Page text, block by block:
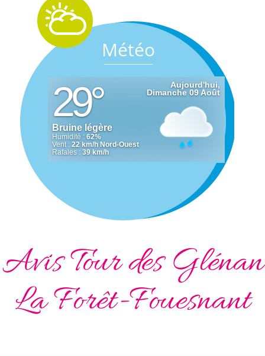
Météo
Avis Tour des Glénan
La Forêt-Fouesnant